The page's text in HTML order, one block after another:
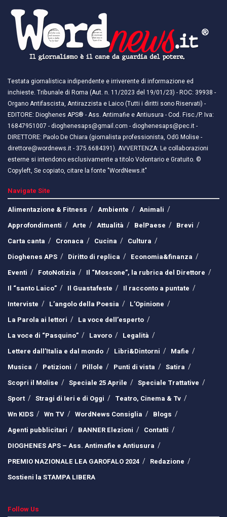
Testata giornalistica indipendente e irriverente di informazione ed
inchieste. Tribunale di Roma (Aut. n. 11/2023 del 19/01/23) - ROC: 39938 -
Organo Antifascista, Antirazzista e Laico (Tutti i diritti sono Riservati) -
EDITORE: Dioghenes APS® - Ass. Antimafie e Antiusura - Cod. Fisc./P. Iva:
16847951007 - dioghenesaps@gmail.com - dioghenesaps@pec.it - ​​
DIRETTORE: Paolo De Chiara (giornalista professionista, OdG Molise -
direttore@wordnews.it - ​​375.6684391). AVVERTENZA: Le collaborazioni
esterne si intendono esclusivamente a titolo Volontario e Gratuito. ©
Copyleft, Se copiato, citare la fonte "WordNews.it"
Navigate Site
Alimentazione & Fitness
Ambiente
Animali
Approfondimenti
Arte Attualità BelPaese
Brevi
Carta canta
Cronaca Cucina
Cultura
Dioghenes APS
Diritto di replica
Economia&finanza
Eventi
FotoNotizia
Il “Moscone”, la rubrica del Direttore
Il “santo Laico”
Il Guastafeste
Il racconto a puntate
Interviste
L’angolo della Poesia
L’Opinione
La Parola ai lettori
La voce dell’esperto
La voce di “Pasquino”
Lavoro
Legalità
Lettere dall’Italia e dal mondo
Libri&Dintorni
Mafie
Musica
Petizioni Pillole Punti di vista
Satira
Scopri il Molise
Speciale 25 Aprile
Speciale Trattative
Sport
Stragi di Ieri e di Oggi
Teatro, Cinema & Tv
Wn KIDS
Wn TV WordNews Consiglia
Blogs
Agenti pubblicitari
BANNER Elezioni
Contatti
DIOGHENES APS – Ass. Antimafie e Antiusura
PREMIO NAZIONALE LEA GAROFALO 2024
Redazione
Sostieni la STAMPA LIBERA
Follow Us